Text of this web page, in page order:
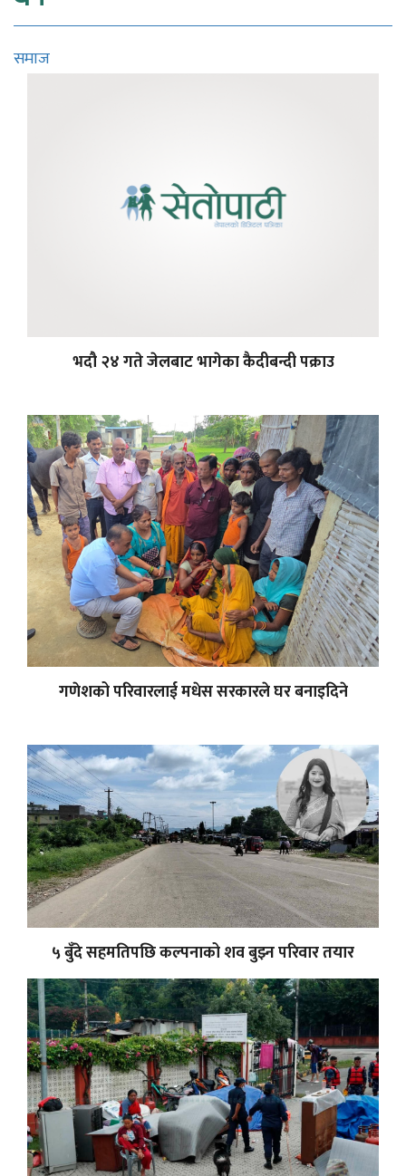
समाज
भदौ २४ गते जेलबाट भागेका कैदीबन्दी पक्राउ
गणेशको परिवारलाई मधेस सरकारले घर बनाइदिने
५ बुँदे सहमतिपछि कल्पनाको शव बुझ्न परिवार तयार